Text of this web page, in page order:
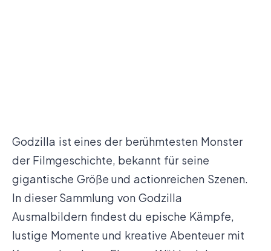
Godzilla ist eines der berühmtesten Monster
der Filmgeschichte, bekannt für seine
gigantische Größe und actionreichen Szenen.
In dieser Sammlung von Godzilla
Ausmalbildern findest du epische Kämpfe,
lustige Momente und kreative Abenteuer mit